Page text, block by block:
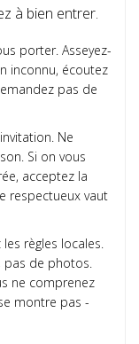
à bien entrer.
porter. Asseyez-
inconnu, écoutez
pas de
Ne
Si on vous
acceptez la
respectueux vaut
règles locales.
pas de photos.
ne comprenez
montre pas -